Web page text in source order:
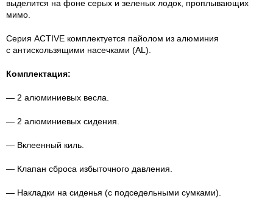
выделится на фоне серых и зеленых лодок, проплывающих
мимо.
Серия ACTIVE комплектуется пайолом из алюминия
с антискользящими насечками (AL).
Комплектация:
— 2 алюминиевых весла.
— 2 алюминиевых сидения.
— Вклеенный киль.
— Клапан сброса избыточного давления.
— Накладки на сиденья (с подседельными сумками).